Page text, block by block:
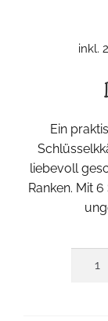
inkl.
Ein
liebevoll
Ranken. Mit